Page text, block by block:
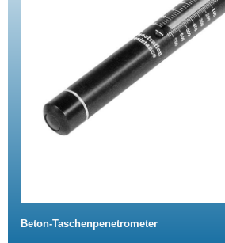
Beton-Taschenpenetrometer